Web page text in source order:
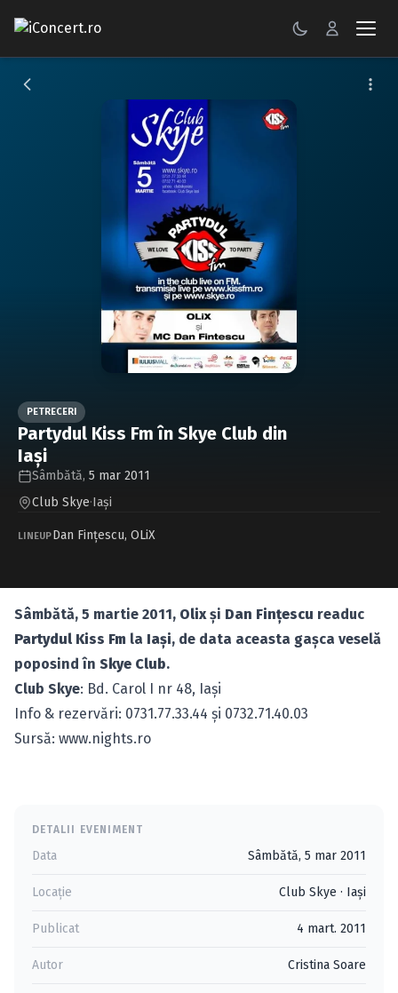
CONCERTE
Caută în site...
PETRECERI
Partydul Kiss Fm în Skye Club din
Iaşi
Sâmbătă, 5 mar 2011
Club Skye·Iaşi
LINEUPDan Finţescu, OLiX
Sâmbătă, 5 martie 2011, Olixşi Dan Finţescu readuc
Partydul Kiss Fm la Iaşi, de data aceasta gaşca veselă
poposind în Skye Club.
Club Skye: Bd. Carol I nr 48, Iaşi
Info & rezervări: 0731.77.33.44 şi 0732.71.40.03
Sursă: www.nights.ro
DETALII EVENIMENT
Data Sâmbătă, 5 mar 2011
Locație Club Skye · Iaşi
Publicat 4 mart. 2011
Autor Cristina Soare